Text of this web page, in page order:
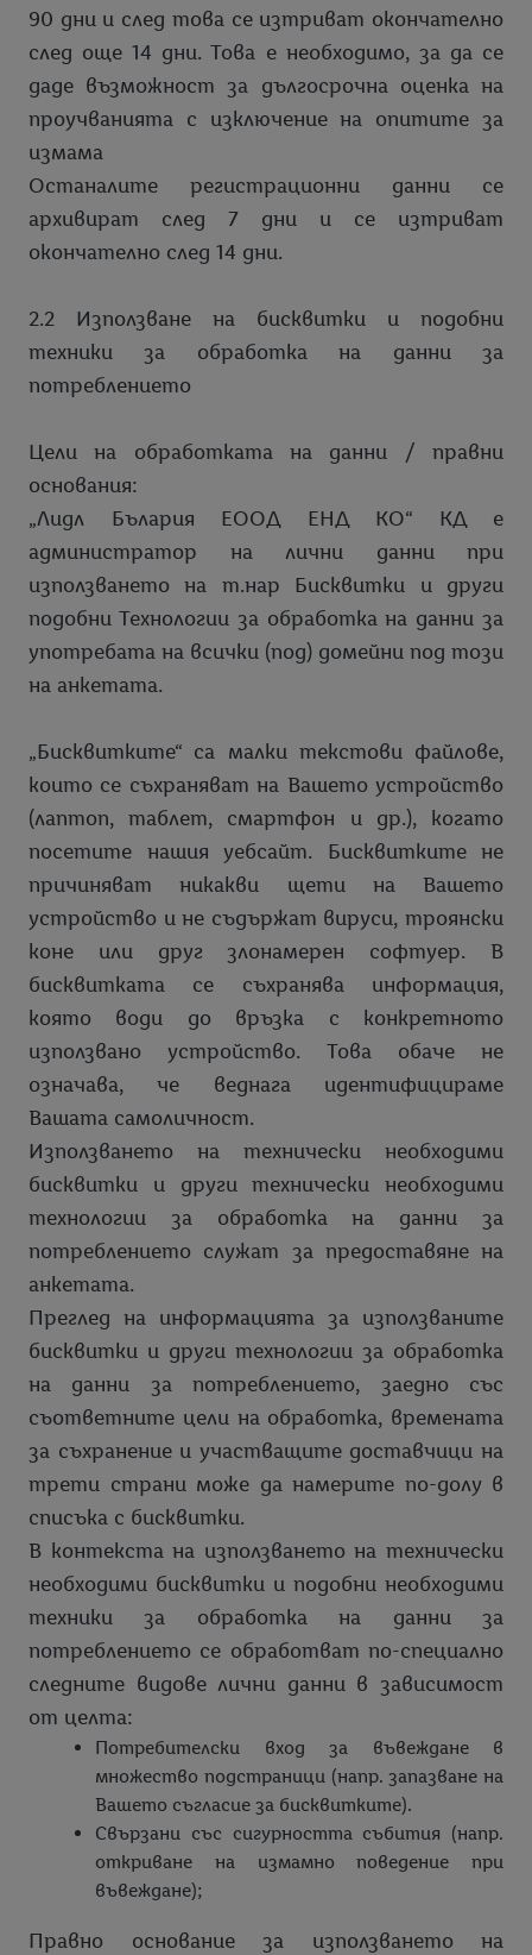
90 дни и след това се изтриват окончателно
след още 14 дни. Това е необходимо, за да се
даде възможност за дългосрочна оценка на
проучванията с изключение на опитите за
измама
Останалите регистрационни данни се
архивират след 7 дни и се изтриват
окончателно след 14 дни.
2.2 Използване на бисквитки и подобни
техники за обработка на данни за
потреблението
Цели на обработката на данни / правни
основания:
„Лидл Бълария ЕООД ЕНД КО“ КД е
администратор на лични данни при
използването на т.нар Бисквитки и други
подобни Технологии за обработка на данни за
употребата на всички (под) домейни под този
на анкетата.
„Бисквитките“ са малки текстови файлове,
които се съхраняват на Вашето устройство
(лаптоп, таблет, смартфон и др.), когато
посетите нашия уебсайт. Бисквитките не
причиняват никакви щети на Вашето
устройство и не съдържат вируси, троянски
коне или друг злонамерен софтуер. В
бисквитката се съхранява информация,
която води до връзка с конкретното
използвано устройство. Това обаче не
означава, че веднага идентифицираме
Вашата самоличност.
Използването на технически необходими
бисквитки и други технически необходими
технологии за обработка на данни за
потреблението служат за предоставяне на
анкетата.
Преглед на информацията за използваните
бисквитки и други технологии за обработка
на данни за потреблението, заедно със
съответните цели на обработка, времената
за съхранение и участващите доставчици на
трети страни може да намерите по-долу в
списъка с бисквитки.
В контекста на използването на технически
необходими бисквитки и подобни необходими
техники за обработка на данни за
потреблението се обработват по-специално
следните видове лични данни в зависимост
от целта:
Потребителски вход за въвеждане в
множество подстраници (напр. запазване на
Вашето съгласие за бисквитките).
Свързани със сигурността събития (напр.
откриване на измамно поведение при
въвеждане);
Правно основание за използването на